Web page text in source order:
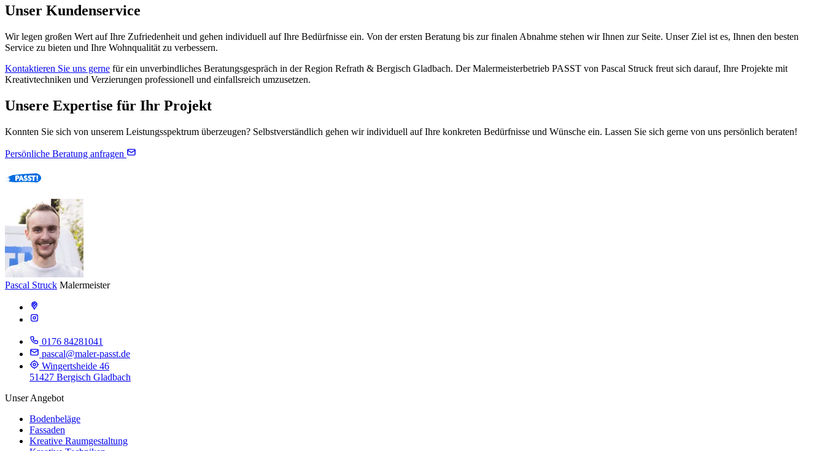
Unser Kundenservice
Wir legen großen Wert auf Ihre Zufriedenheit und gehen individuell auf Ihre Bedürfnisse ein. Von der ersten Beratung bis zur finalen Abnahme stehen wir Ihnen zur Seite. Unser Ziel ist es, Ihnen den besten
Service zu bieten und Ihre Wohnqualität zu verbessern.
Kontaktieren Sie uns gerne für ein unverbindliches Beratungsgespräch in der Region Refrath & Bergisch Gladbach. Der Malermeisterbetrieb PASST von Pascal Struck freut sich darauf, Ihre Projekte mit
Kreativtechniken und Verzierungen professionell und einfallsreich umzusetzen.
Unsere Expertise für Ihr Projekt
Konnten Sie sich von unserem Leistungsspektrum überzeugen? Selbstverständlich gehen wir individuell auf Ihre konkreten Bedürfnisse und Wünsche ein. Lassen Sie sich gerne von uns persönlich beraten!
Persönliche Beratung anfragen
Pascal Struck Malermeister
0176 84281041
pascal@maler-passt.de
Wingertsheide 46
51427 Bergisch Gladbach
Unser Angebot
Bodenbeläge
Fassaden
Kreative Raumgestaltung